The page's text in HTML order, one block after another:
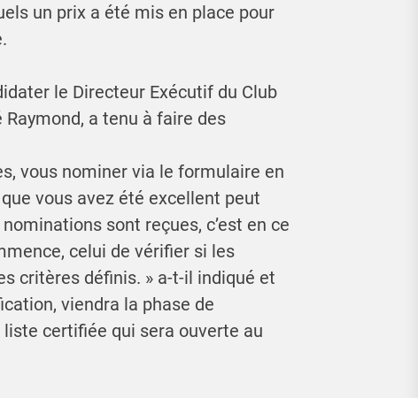
un prix a été mis en place pour
le Directeur Exécutif du Club
Raymond, a tenu à faire des
vous nominer via le formulaire en
vous avez été excellent peut
sont reçues, c’est en ce
celui de vérifier si les
critères définis. » a-t-il indiqué et
viendra la phase de
certifiée qui sera ouverte au